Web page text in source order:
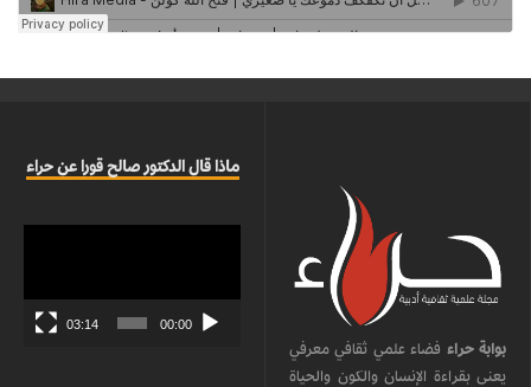
بوابة حراء فضاء علمي ثقافي معرفي
يعنى بقراءة الإنسان والكون والحياة
ماذا قال الدكتور صالح قورا عن حراء
00:00
03:14